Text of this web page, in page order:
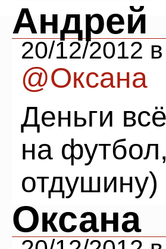
Андрей
20/12/2012
@Оксана
Деньги
на
отдушину)
Оксана